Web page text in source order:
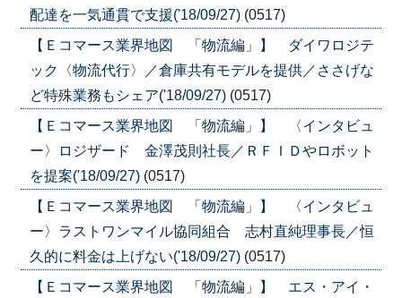
配達を一気通貫で支援('18/09/27) (0517)
【Ｅコマース業界地図 「物流編」】 ダイワロジテ
ック〈物流代行〉／倉庫共有モデルを提供／ささげな
ど特殊業務もシェア('18/09/27) (0517)
【Ｅコマース業界地図 「物流編」】 〈インタビュ
ー〉ロジザード 金澤茂則社長／ＲＦＩＤやロボット
を提案('18/09/27) (0517)
【Ｅコマース業界地図 「物流編」】 〈インタビュ
ー〉ラストワンマイル協同組合 志村直純理事長／恒
久的に料金は上げない('18/09/27) (0517)
【Ｅコマース業界地図 「物流編」】 エス・アイ・